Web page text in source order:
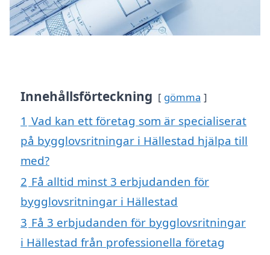
Innehållsförteckning gömma
1 Vad kan ett företag som är specialiserat
på bygglovsritningar i Hällestad hjälpa till
med?
2 Få alltid minst 3 erbjudanden för
bygglovsritningar i Hällestad
3 Få 3 erbjudanden för bygglovsritningar
i Hällestad från professionella företag